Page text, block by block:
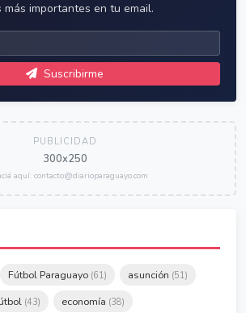
más importantes en tu email.
Suscribirme
PUBLICIDAD
300x250
aquí: contacto@diarioparaguayo.com
Fútbol Paraguayo (61) asunción (51)
(43) economía (38)